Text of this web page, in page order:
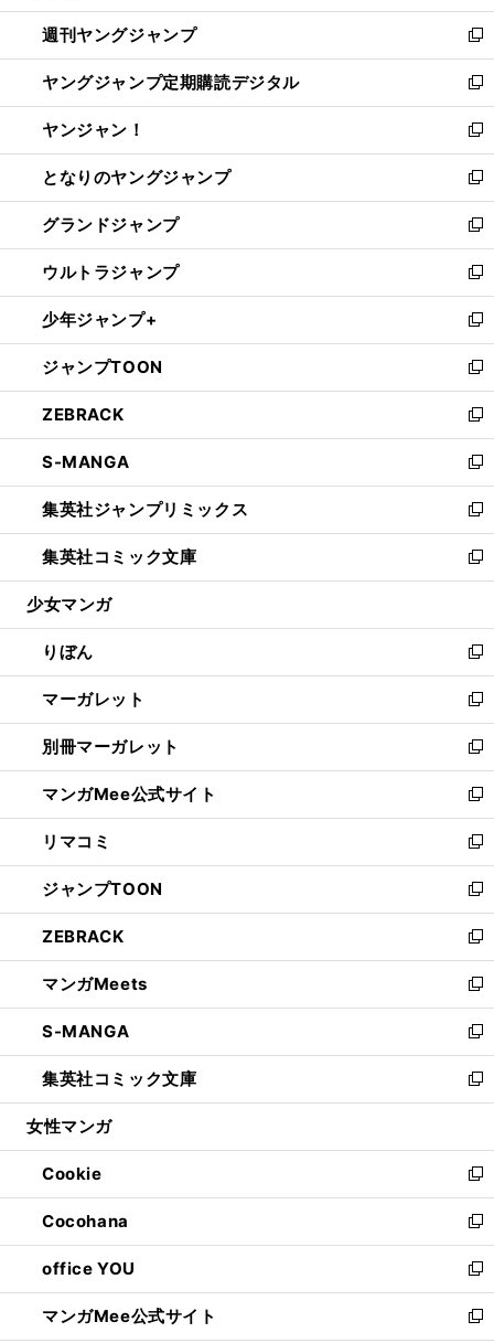
開
く
ウ
で
開
く
ン
ド
ウ
で
開
く
ウ
ィ
ン
ド
ウ
で
開
く
週刊ヤングジャンプ
新
し
い
ウ
ィ
ン
ド
ウ
で
開
く
ヤングジャンプ定期購読デジタル
新
し
い
ウ
ィ
ン
ド
ウ
で
開
く
ヤンジャン！
新
し
い
ウ
ィ
ン
ド
ウ
で
開
く
となりのヤングジャンプ
新
し
い
ウ
ィ
ン
ド
ウ
で
開
く
グランドジャンプ
新
し
い
ウ
ィ
ン
ド
ウ
で
開
く
ウルトラジャンプ
新
し
い
ウ
ィ
ン
ド
ウ
で
開
く
少年ジャンプ+
新
し
い
ウ
ィ
ン
ド
ウ
で
開
く
ジャンプTOON
新
し
い
ウ
ィ
ン
ド
ウ
で
開
ZEBRACK
新
し
い
ウ
ィ
ン
ド
ウ
開
く
S-MANGA
新
し
い
ウ
ィ
ン
ウ
で
開
く
集英社ジャンプリミックス
新
し
い
ウ
ン
ド
ウ
で
開
く
集英社コミック文庫
新
し
ウ
ィ
ン
ド
ウ
で
開
く
少女マンガ
りぼん
新
し
い
ウ
ィ
ン
ド
ウ
で
開
く
マーガレット
新
し
い
ウ
ィ
ン
ド
ウ
で
開
く
別冊マーガレット
新
し
い
ウ
ィ
ン
ド
ウ
で
開
く
マンガMee公式サイト
新
し
い
ウ
ィ
ン
ド
ウ
で
開
く
リマコミ
新
し
い
ウ
ィ
ン
ド
ウ
で
開
く
ジャンプTOON
新
し
い
ウ
ィ
ン
ド
ウ
で
開
ZEBRACK
新
し
い
ウ
ィ
ン
ド
ウ
開
く
マンガMeets
新
し
い
ウ
ィ
ン
ウ
で
開
く
S-MANGA
新
し
い
ウ
ン
ド
ウ
で
開
く
集英社コミック文庫
新
し
ウ
ィ
ン
ド
ウ
で
開
く
女性マンガ
Cookie
新
し
い
ウ
ィ
ン
ド
Cocohana
新
し
い
ウ
ィ
office YOU
新
し
い
マンガMee公式サイト
新